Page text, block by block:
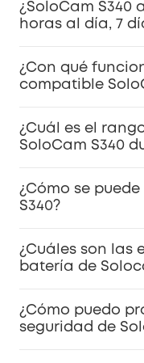
¿SoloCam S340
horas al día, 7
¿Con qué
compatible
¿Cuál es el
SoloCam S340
¿Cómo se
S340?
¿Cuáles son las
batería de
¿Cómo puedo
seguridad de